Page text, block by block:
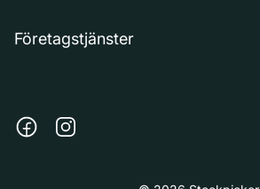
Företagstjänster